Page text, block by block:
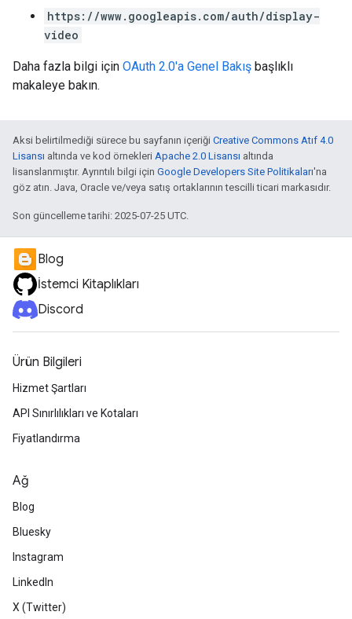
https://www.googleapis.com/auth/display-
video
Daha fazla bilgi için OAuth 2.0'a Genel Bakış başlıklı
makaleye bakın.
Aksi belirtilmediği sürece bu sayfanın içeriği Creative Commons Atıf 4.0
Lisansı altında ve kod örnekleri Apache 2.0 Lisansı altında
lisanslanmıştır. Ayrıntılı bilgi için Google Developers Site Politikaları'na
göz atın. Java, Oracle ve/veya satış ortaklarının tescilli ticari markasıdır.
Son güncelleme tarihi: 2025-07-25 UTC.
Blog
İstemci Kitaplıkları
Discord
Ürün Bilgileri
Hizmet Şartları
API Sınırlılıkları ve Kotaları
Fiyatlandırma
Ağ
Blog
Bluesky
Instagram
LinkedIn
X (Twitter)